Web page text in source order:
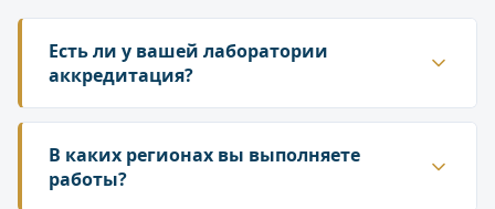
Есть ли у вашей лаборатории
аккредитация?
Да. ГК «Лаборатория» аккредитована в
национальной системе Росаккредитации. Наши
протоколы и заключения принимаются
В каких регионах вы выполняете
работы?